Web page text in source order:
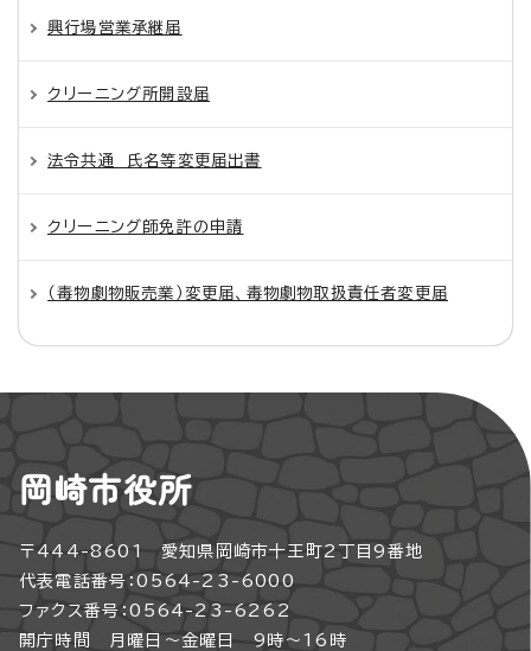
興行場営業承継届
クリーニング所開設届
法令共通 氏名等変更届出書
クリーニング師免許の申請
（毒物劇物販売業）変更届、毒物劇物取扱責任者変更届
岡崎市役所
〒444-8601 愛知県岡崎市十王町2丁目9番地
代表電話番号：0564-23-6000
ファクス番号：0564-23-6262
開庁時間 月曜日～金曜日 9時～16時